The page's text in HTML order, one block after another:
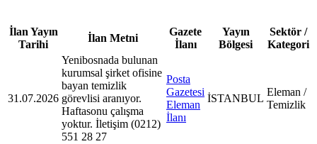
İlan Yayın
Tarihi
İlan Metni
Gazete
İlanı
Yayın
Bölgesi
Sektör /
Kategori
31.07.2026
Yenibosnada bulunan
kurumsal şirket ofisine
bayan temizlik
görevlisi aranıyor.
Haftasonu çalışma
yoktur. İletişim (0212)
551 28 27
Posta
Gazetesi
Eleman
İlanı
İSTANBUL
Eleman /
Temizlik